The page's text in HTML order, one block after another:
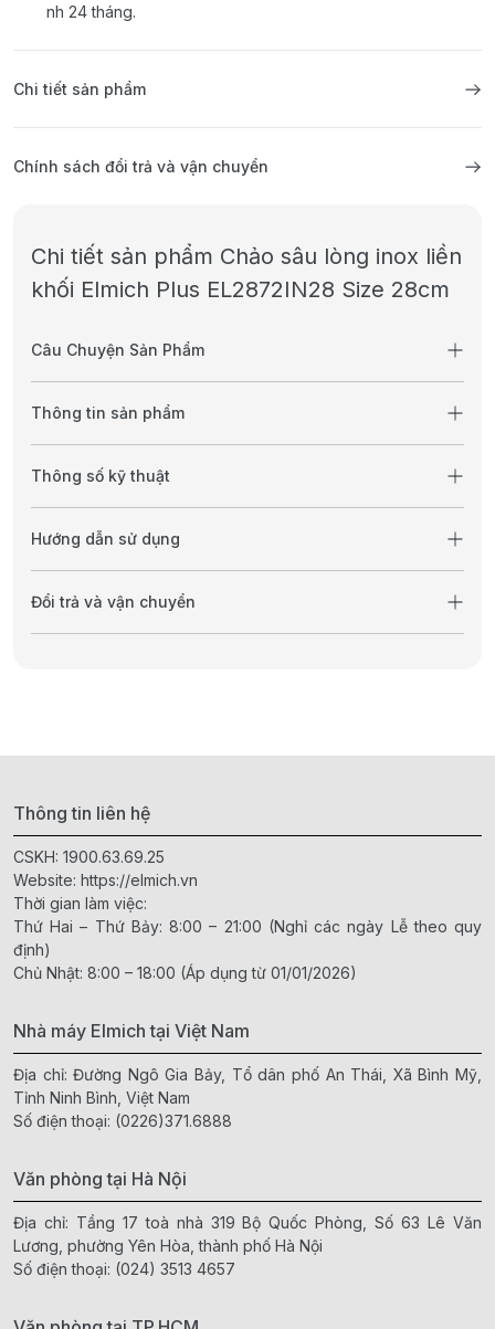
nh 24 tháng.
Chi tiết sản phẩm
Chính sách đổi trả và vận chuyển
Chi tiết sản phẩm Chảo sâu lòng inox liền
khối Elmich Plus EL2872IN28 Size 28cm
Câu Chuyện Sản Phẩm
Thông tin sản phẩm
Thông số kỹ thuật
Hướng dẫn sử dụng
Đổi trả và vận chuyển
Thông tin liên hệ
CSKH: 1900.63.69.25
Website: https://elmich.vn
Thời gian làm việc:
Thứ Hai – Thứ Bảy: 8:00 – 21:00 (Nghỉ các ngày Lễ theo quy
định)
Chủ Nhật: 8:00 – 18:00 (Áp dụng từ 01/01/2026)
Nhà máy Elmich tại Việt Nam
Địa chỉ: Đường Ngô Gia Bảy, Tổ dân phố An Thái, Xã Bình Mỹ,
Tỉnh Ninh Bình, Việt Nam
Số điện thoại: (0226)371.6888
Văn phòng tại Hà Nội
Địa chỉ: Tầng 17 toà nhà 319 Bộ Quốc Phòng, Số 63 Lê Văn
Lương, phường Yên Hòa, thành phố Hà Nội
Số điện thoại: (024) 3513 4657